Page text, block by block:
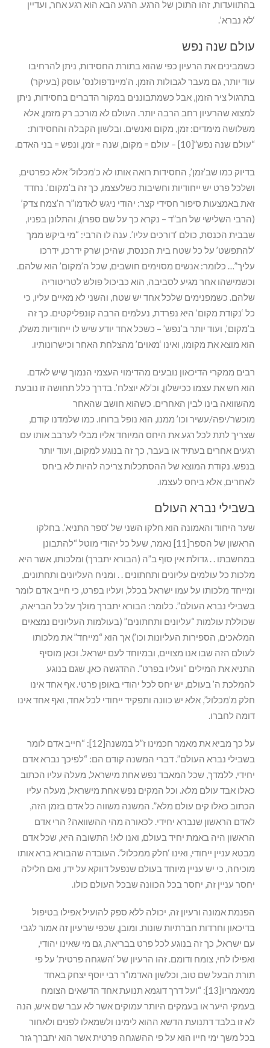
בהתוועדות, זהו התוכן של הרגע. הרגע הבא הוא רגע אחר, ועדיין
‘לא נברא’.
עולם שנה נפש
כשמבינים את הרעיון כפי שהוא בתורת החסידות, ניתן להרחיבו
עוד יותר, גם מעבר לגבולות הזמן. ה’מיינדפולנס’ עוסק (בעיקר)
בתרגול ציר הזמן, אבל כשמתבוננים במקור הדברים בחסידות, ניתן
למצוא שהרעיון רחב הרבה יותר. העולם לא מורכב רק מזמן, אלא
משלושה מימדים: זמן, מקום ואנשים. ובלשון הקבלה והחסידות:
“עולם שנה נפש”[10] – עולם = מקום, שנה = זמן, ונפש = בני האדם.
בדיוק כמו שב’זמן’, החסידות רואה אותו לא כ’מכלול’ אלא כפרטים,
ושלכל פרט יש ייחודיות וחשיבות כשלעצמו, כך זה ב’מקום’. נחדד
זאת באמצעות סיפור חסידי קצר: יהודי ניגש לאדמו”ר ה’צמח צדק’
(הרבי השלישי של חב”ד – נקרא כך על שם ספרו), והתלונן בפניו,
שבבית הכנסת, כולם ‘דורכים עליו’. ענה לו הרבי: “מי ביקש ממך
‘להתפשט’ על כל שטח בית הכנסת, שהיכן שרק ידרכו, ידרכו
עליך”… כלומר: אנשים מסוימים חושבים, שכל ה’מקום’ הוא שלהם.
וכשמישהו אחר מגיע לסביבה, הוא כביכול פולש לטריטוריה
שלהם. כשמפנימים שלכל אחד יש שטח, והשני לא מאיים עליו, כי
כל ‘נקודת מקום’ היא נפרדת, נעלמים הרבה קונפליקטים. כך זה
ב’מקום’, ועוד יותר ב’נפש’ – כשכל אחד יודע שיש לו ייחודיות משלו,
הוא מוצא את מקומו, ואינו ‘מאוים’ מהצלחת האחר וכישרונותיו.
רבים ממקרי הדיכאון נובעים מהדימוי העצמי הנמוך שיש לאדם.
הוא חש את עצמו ככישלון, וכ’לא יוצלח’. בדרך כלל תחושה זו נובעת
מהשוואה בינו לבין האחרים. כשהוא חושב שהאחר
מוכשר/יפה/עשיר וכו’ ממנו, הוא נופל ברוחו. כמו שלמדנו קודם,
שצריך לתת לכל רגע את היחס המיוחד אליו מבלי לערבב אותו עם
רגעים אחרים בעתיד או בעבר, כך זה בנוגע למקום, ועוד יותר
בנפש. נקודת המוצא של ההסתכלות צריכה להיות לא ביחס
לאחרים, אלא ביחס לעצמו.
בשבילי נברא העולם
שער היחוד והאמונה הוא חלקו השני של ‘ספר התניא’. בחלקו
הראשון של הספר[11] נאמר, שעל כל יהודי מוטל “להתבונן
במחשבתו . . גדולת אין סוף ב”ה (הבורא יתברך) ומלכותו, אשר היא
מלכות כל עולמים עליונים ותחתונים . . ומניח העליונים ותחתונים,
ומייחד מלכותו על עמו ישראל בכלל, ועליו בפרט, כי חייב אדם לומר
בשבילי נברא העולם”. כלומר: הבורא יתברך מולך על כל הבריאה,
שכוללת עולמות “עליונים ותחתונים” (בעולמות העליונים נמצאים
המלאכים, הספירות העליונות וכו’) אך הוא “מייחד” את מלכותו
לעולם הזה שבו אנו מצויים, ובמיוחד לעם ישראל. וכאן מוסיף
התניא את המילים “ועליו בפרט”. ההדגשה כאן, שגם בנוגע
להמלכת ה’ בעולם, יש יחס לכל יהודי באופן פרטי. אף אחד אינו
חלק מ’מכלול’, אלא יש כוונה ותפקיד ייחודי לכל אחד, ואף אחד אינו
דומה לחברו.
על כך מביא את מאמר חכמינו ז”ל במשנה[12]: “חייב אדם לומר
בשבילי נברא העולם”. דברי המשנה קודם הם: “לפיכך נברא אדם
יחידי, ללמדך, שכל המאבד נפש אחת מישראל, מעלה עליו הכתוב
כאלו אבד עולם מלא. וכל המקים נפש אחת מישראל, מעלה עליו
הכתוב כאלו קים עולם מלא”. המשנה משווה כל אדם בזמן הזה,
לאדם הראשון שנברא יחידי. לכאורה מהי ההשוואה? הרי אדם
הראשון היה באמת יחיד בעולם, ואנו לא! התשובה היא, שכל אדם
מבטא עניין ייחודי, ואינו ‘חלק ממכלול’. העובדה שהבורא ברא אותו
מוכיחה, כי יש עניין מיוחד בעולם שנפעל דווקא על ידו, ואם חלילה
יחסר עניין זה, יחסר בכל הכוונה שבכל העולם כולו.
הפנמת אמונה ורעיון זה, יכולה ללא ספק להועיל אפילו בטיפול
בדיכאון וחרדות חברתיות שונות. ומובן, שכפי שרעיון זה אמור לגבי
עם ישראל, כך זה בנוגע לכל פרט בבריאה, גם מי שאינו יהודי,
ואפילו לחי, צומח ודומם. זהו הרעיון של ‘השגחה פרטית’ על פי
תורת הבעל שם טוב, וכלשון האדמו”ר רבי יוסף יצחק באחד
ממאמריו[13]: “ועל דרך דוגמא תנועת אחד הדשאים הצומח
בעמקי היער או בעמקים היותר עמוקים אשר לא עבר שם איש, הנה
לא זו בלבד דתנועת הדשא ההוא לימינו ולשמאלו לפנים ולאחור
בכל משך ימי חייו הוא על פי ההשגחה פרטית אשר הוא יתברך גזר